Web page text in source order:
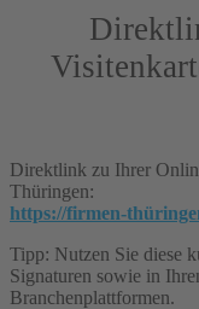
Direktlink zu Ihrer
Thüringen:
https://firmen-
Tipp: Nutzen Sie diese
Signaturen sowie in
Branchenplattformen.